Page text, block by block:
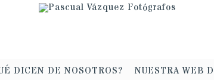
DICEN DE NOSOTROS? NUESTRA WEB